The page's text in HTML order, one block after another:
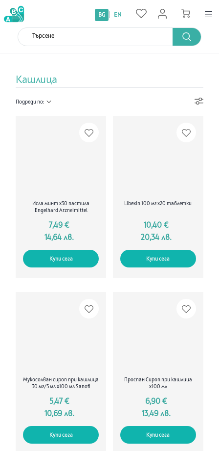
BG EN
Кашлица
Подреди по:
Исла минт х30 пастила
Engelhard Arzneimittel
7,49 €
14,64 лв.
Купи сега
Libexin 100 мг х20 таблетки
10,40 €
20,34 лв.
Купи сега
Мукосолван сироп при кашлица
30 мг/5 мл х100 мл Sanofi
5,47 €
10,69 лв.
Купи сега
Проспан Сироп при кашлица
х100 мл
6,90 €
13,49 лв.
Купи сега